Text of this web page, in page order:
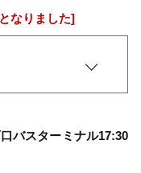
なりました]
バスターミナル17:30